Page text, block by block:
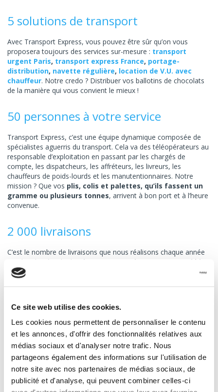
Ce site web utilise des cookies.
Les cookies nous permettent de personnaliser le contenu
et les annonces, d'offrir des fonctionnalités relatives aux
médias sociaux et d'analyser notre trafic. Nous
partageons également des informations sur l'utilisation de
notre site avec nos partenaires de médias sociaux, de
publicité et d'analyse, qui peuvent combiner celles-ci
5 solutions de transport
Avec Transport Express, vous pouvez être sûr qu’on vous
proposera toujours des services sur-mesure : transport
urgent Paris, transport express France, portage-
distribution, navette régulière, location de V.U. avec
chauffeur. Notre credo ? Distribuer vos ballotins de chocolats
de la manière qui vous convient le mieux !
50 personnes à votre service
Transport Express, c’est une équipe dynamique composée de
spécialistes aguerris du transport. Cela va des téléopérateurs au
responsable d’exploitation en passant par les chargés de
compte, les dispatcheurs, les affréteurs, les livreurs, les
chauffeurs de poids-lourds et les manutentionnaires. Notre
mission ? Que vos plis, colis et palettes, qu’ils fassent un
gramme ou plusieurs tonnes, arrivent à bon port et à l’heure
convenue.
2 000 livraisons
C’est le nombre de livraisons que nous réalisons chaque année
pendant la période de Pâques. Et
nous desservons aussi bien
Pariset sa banlieue que l’ensemble de la
métropolitaine
France, de Navarre et de l’Union européenne pour que vos
relations, clients et leaders d’opinion n’aient pas à se déplacer.
24/7
Ça n’est pas vraiment un chiffre, mais il est toujours utile de
rappeler que les bureaux de Transport Express sont non
seulement ouverts du lundi au vendredi, de 8h30 à 20h, mais